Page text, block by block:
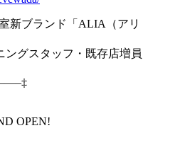
新ブランド「ALIA（アリ
グスタッフ・既存店増員
OPEN!